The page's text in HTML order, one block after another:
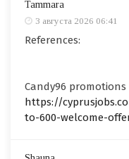
Tammara
3 августа 2026 06:41
References:
Candy96 promotions
https://
to-600-welcome-